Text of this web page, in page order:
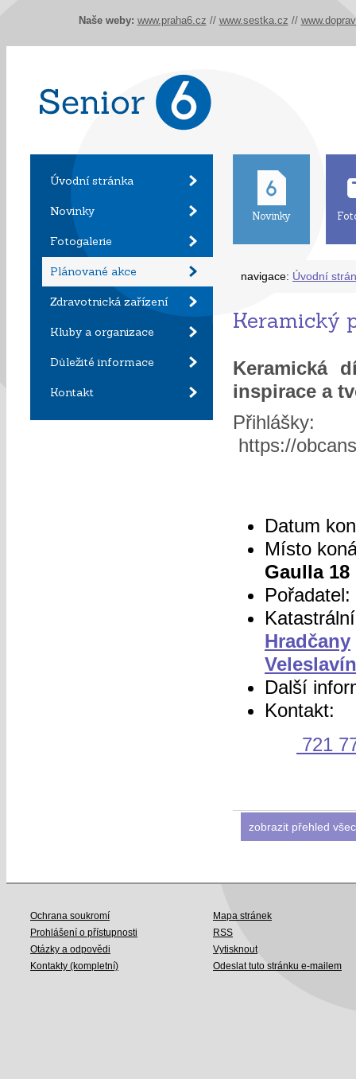
Úvodní stránka
Novinky
Fotogalerie
Plánované akce
Zdravotnická zařízení
Kluby a organizace
Důležité informace
Kontakt
Novinky
navigace: Úvodní
Keramický
Keramická
inspirace a
Přihlášky:
https://
Datum
Místo
Gaulla 18
Pořadatel:
Hradčany
Veleslavín
Další
Kontakt:
721
zobrazit přehled
Ochrana soukromí
Prohlášení o přístupnosti
Otázky a odpovědi
Kontakty (kompletní)
Mapa stránek
RSS
Vytisknout
Odeslat tuto stránku e-mailem
Naše weby: www.praha6.cz // www.sestka.cz //